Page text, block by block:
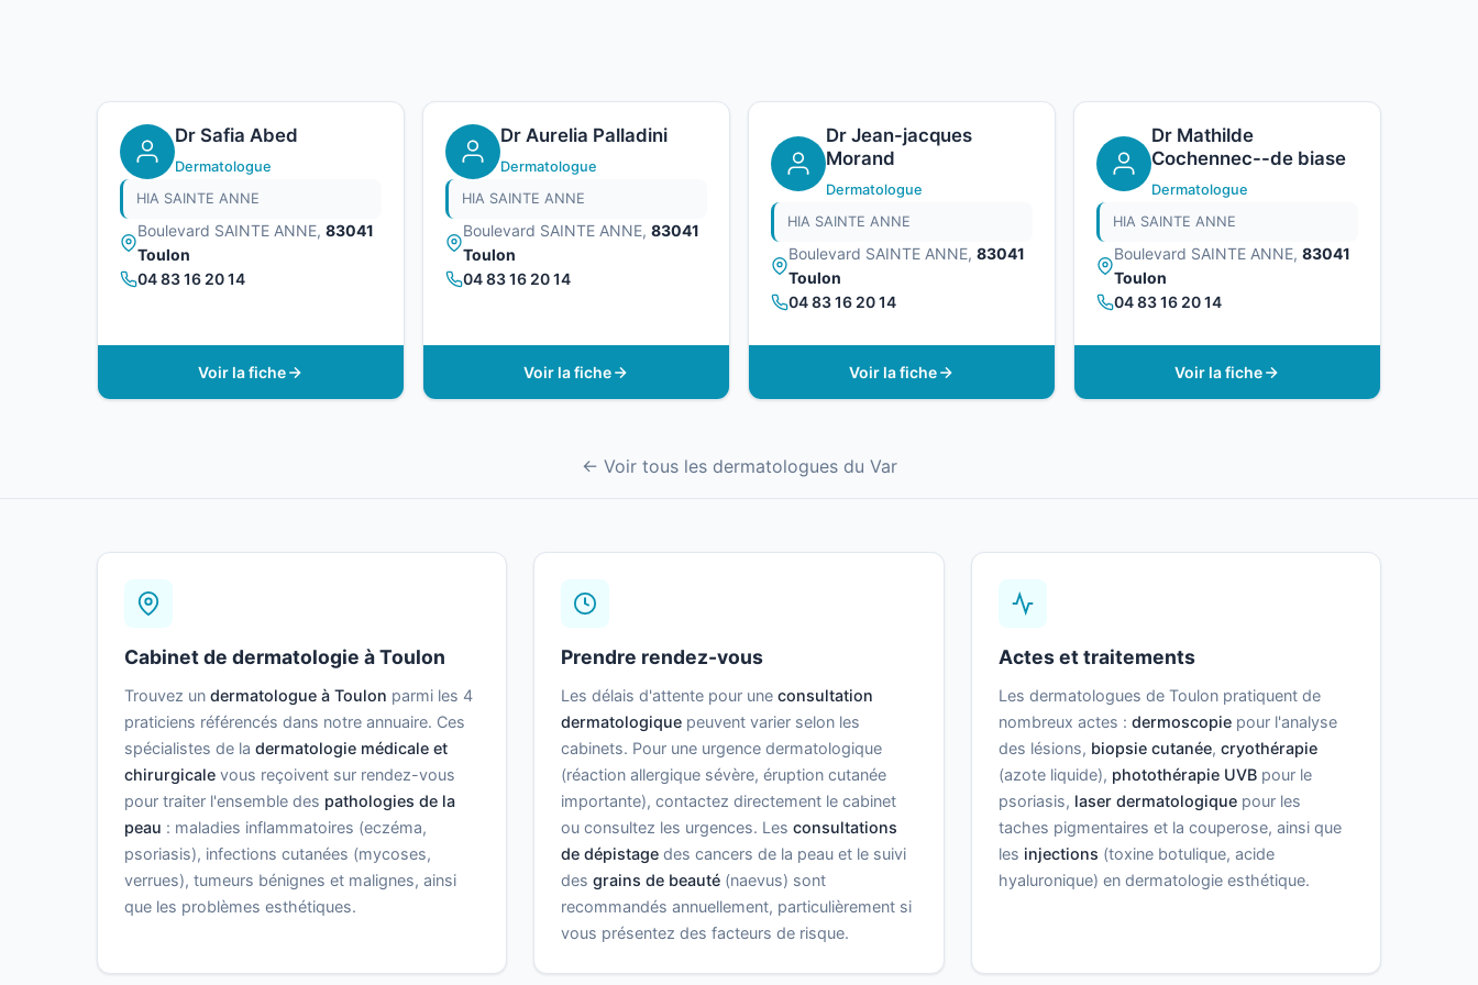
Dr Safia Abed
Dermatologue
HIA SAINTE ANNE
Boulevard SAINTE ANNE, 83041
Toulon
04 83 16 20 14
Voir la fiche
Dr Aurelia Palladini
Dermatologue
HIA SAINTE ANNE
Boulevard SAINTE ANNE, 83041
Toulon
04 83 16 20 14
Voir la fiche
Dr Jean-jacques
Morand
Dermatologue
HIA SAINTE ANNE
Boulevard SAINTE ANNE, 83041
Toulon
04 83 16 20 14
Voir la fiche
Dr Mathilde
Cochennec--de biase
Dermatologue
HIA SAINTE ANNE
Boulevard SAINTE ANNE, 83041
Toulon
04 83 16 20 14
Voir la fiche
← Voir tous les dermatologues du Var
Cabinet de dermatologie à Toulon
Trouvez un dermatologue à Toulon parmi les 4
praticiens référencés dans notre annuaire. Ces
spécialistes de la dermatologie médicale et
chirurgicale vous reçoivent sur rendez-vous
pour traiter l'ensemble des pathologies de la
peau : maladies inflammatoires (eczéma,
psoriasis), infections cutanées (mycoses,
verrues), tumeurs bénignes et malignes, ainsi
que les problèmes esthétiques.
Prendre rendez-vous
Les délais d'attente pour uneconsultation
dermatologique peuvent varier selon les
cabinets. Pour une urgence dermatologique
(réaction allergique sévère, éruption cutanée
importante), contactez directement le cabinet
ou consultez les urgences. Lesconsultations
de dépistage des cancers de la peau et le suivi
desgrains de beauté (naevus) sont
recommandés annuellement, particulièrement si
vous présentez des facteurs de risque.
Actes et traitements
Les dermatologues de Toulon pratiquent de
nombreux actes : dermoscopiepour l'analyse
des lésions, biopsie cutanée, cryothérapie
(azote liquide), photothérapie UVBpour le
psoriasis, laser dermatologiquepour les
taches pigmentaires et la couperose, ainsi que
les injections (toxine botulique, acide
hyaluronique) en dermatologie esthétique.